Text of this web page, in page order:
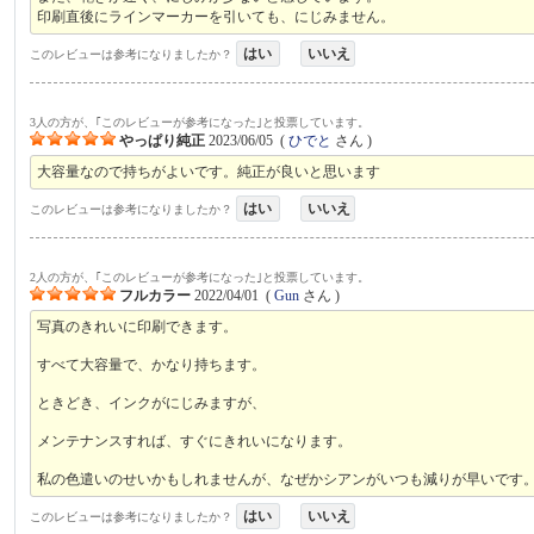
印刷直後にラインマーカーを引いても、にじみません。
このレビューは参考になりましたか？ はい いいえ
3人の方が、｢このレビューが参考になった｣と投票しています。
やっぱり純正 2023/06/05 (ひでと さん )
大容量なので持ちがよいです。純正が良いと思います
このレビューは参考になりましたか？ はい いいえ
2人の方が、｢このレビューが参考になった｣と投票しています。
フルカラー 2022/04/01 (Gun さん )
写真のきれいに印刷できます。
すべて大容量で、かなり持ちます。
ときどき、インクがにじみますが、
メンテナンスすれば、すぐにきれいになります。
私の色遣いのせいかもしれませんが、なぜかシアンがいつも減りが早いです
このレビューは参考になりましたか？ はい いいえ